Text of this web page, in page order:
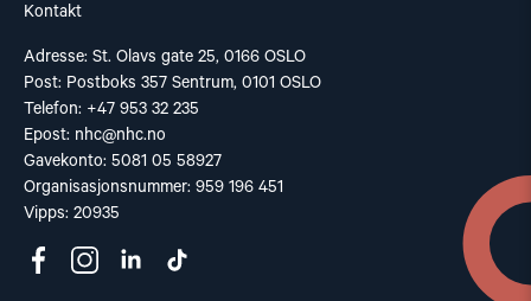
Kontakt
Adresse: St. Olavs gate 25, 0166 OSLO
Post: Postboks 357 Sentrum, 0101 OSLO
Telefon: +47 953 32 235
Epost: nhc@nhc.no
Gavekonto: 5081 05 58927
Organisasjonsnummer: 959 196 451
Vipps: 20935